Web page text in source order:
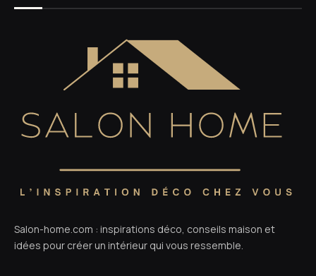
Salon-home.com : inspirations déco, conseils maison et
idées pour créer un intérieur qui vous ressemble.